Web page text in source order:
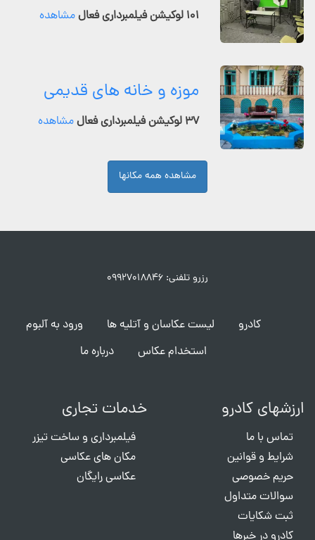
۱۰۱ لوکیشن فیلمبرداری فعال مشاهده
موزه و خانه های قدیمی
۳۷ لوکیشن فیلمبرداری فعال مشاهده
مشاهده همه مکانها
رزرو تلفنی: ۰۹۹۲۷۰۱۸۸۴۶
کادرو لیست عکاسان و آتلیه ها
ورود به آلبوم
استخدام عکاس
درباره ما
ارزشهای کادرو
تماس با ما
شرایط و قوانین
حریم خصوصی
سوالات متداول
ثبت شکایات
کادرو در خبرها
خدمات تجاری
فیلمبرداری و ساخت تیزر
مکان های عکاسی
عکاسی رایگان